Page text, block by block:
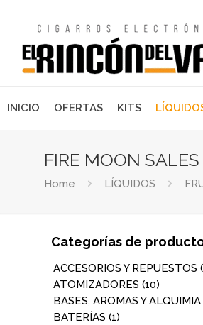
INICIO OFERTAS KITS
FIRE MOON
Home LÍQUIDOS
Categorías de
ACCESORIOS Y REPUESTOS
ATOMIZADORES (10)
BASES, AROMAS Y ALQUIMIA
BATERÍAS (1)